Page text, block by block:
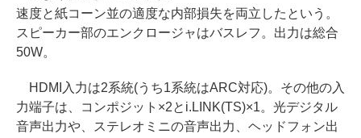
速度と紙コーン並の適度な内部損失を両立したという。
スピーカー部のエンクロージャはバスレフ。出力は総合
50W。
HDMI入力は2系統(うち1系統はARC対応)。その他の入
力端子は、コンポジット×2とi.LINK(TS)×1。光デジタル
音声出力や、ステレオミニの音声出力、ヘッドフォン出